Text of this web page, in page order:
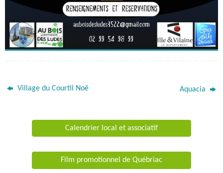
Village du Courtil Noë Aquacia
Calendrier local et associatif
Film promotionnel de Québriac